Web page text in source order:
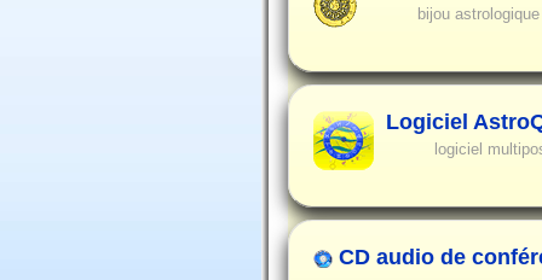
bijou
Logiciel
logiciel
CD audio de